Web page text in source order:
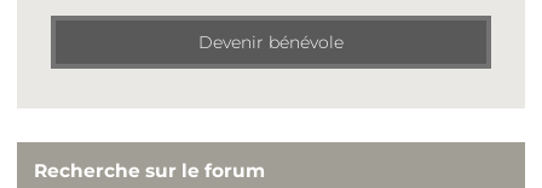
Devenir bénévole
Recherche sur le forum